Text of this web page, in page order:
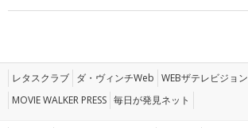
レタスクラブ ダ・ヴィンチWeb WEBザテレビジョン
MOVIE WALKER PRESS 毎日が発見ネット